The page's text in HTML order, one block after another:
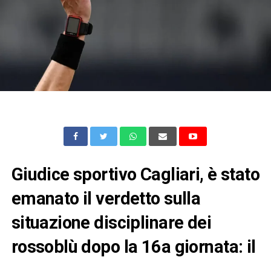
Giudice sportivo Cagliari, è stato
emanato il verdetto sulla
situazione disciplinare dei
rossoblù dopo la 16a giornata: il